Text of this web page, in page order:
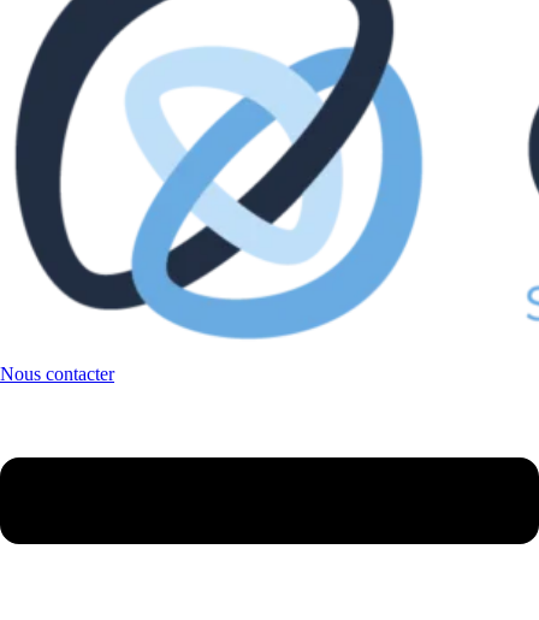
Nous contacter